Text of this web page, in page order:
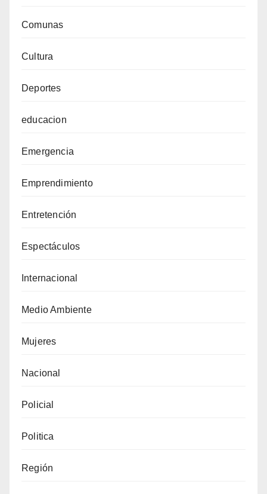
Comunas
Cultura
Deportes
educacion
Emergencia
Emprendimiento
Entretención
Espectáculos
Internacional
Medio Ambiente
Mujeres
Nacional
Policial
Politica
Región